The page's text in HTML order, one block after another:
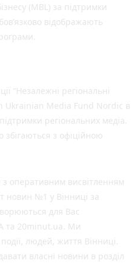
(MBL) за підтримки
відображають
“Незалежні регіональні
Ukrainian Media Fund Nordic в
регіональних медіа.
збігаються з офіційною
оперативним висвітленням
новин №1 у Вінниці за
для Вас
та 20minut.ua. Ми
людей, життя Вінниці.
власні новини в розділ